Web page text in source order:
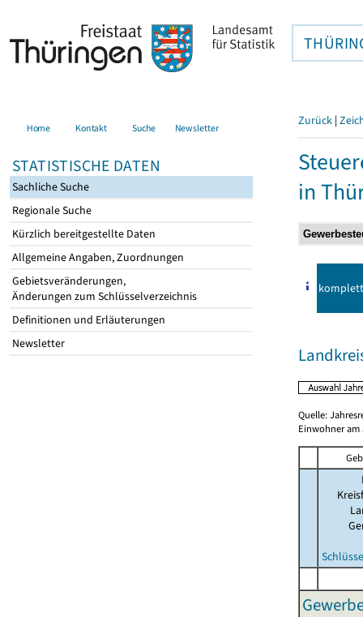
Home Kontakt Suche Newsletter
STATISTISCHE DATEN
Sachliche Suche
Regionale Suche
Kürzlich bereitgestellte Daten
Allgemeine Angaben, Zuordnungen
Gebietsveränderungen,
Änderungen zum Schlüsselverzeichnis
Definitionen und Erläuterungen
Newsletter
Zurück |
in
komplett
Quelle:
Einwohner am